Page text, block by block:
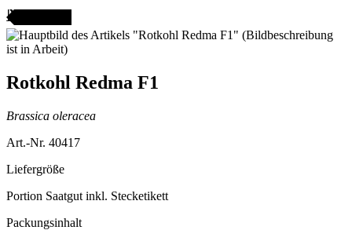
Rotkohl Redma F1
Brassica oleracea
Art.-Nr. 40417
Liefergröße
Portion Saatgut inkl. Stecketikett
Packungsinhalt